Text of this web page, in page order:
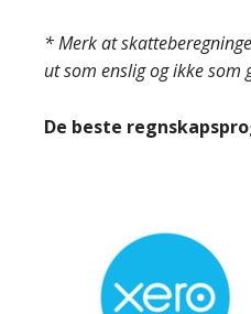
* Merk at
ut som enslig og ikke som
De beste